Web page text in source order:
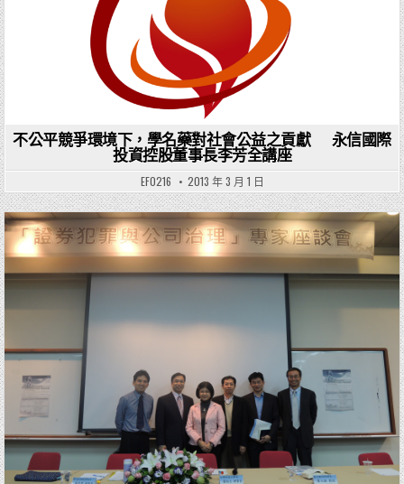
不公平競爭環境下，學名藥對社會公益之貢獻 永信國際
投資控股董事長李芳全講座
EF0216 2013 年 3 月 1 日
Posted in